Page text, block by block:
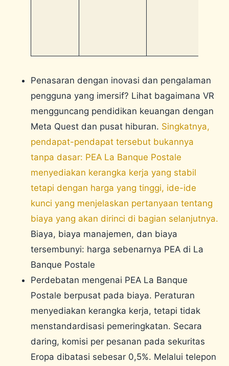
Penasaran dengan inovasi dan pengalaman
pengguna yang imersif? Lihat bagaimana VR
mengguncang pendidikan keuangan dengan
Meta Quest dan pusat hiburan. Singkatnya,
pendapat-pendapat tersebut bukannya
tanpa dasar: PEA La Banque Postale
menyediakan kerangka kerja yang stabil
tetapi dengan harga yang tinggi, ide-ide
kunci yang menjelaskan pertanyaan tentang
biaya yang akan dirinci di bagian selanjutnya.
Biaya, biaya manajemen, dan biaya
tersembunyi: harga sebenarnya PEA di La
Banque Postale
Perdebatan mengenai PEA La Banque
Postale berpusat pada biaya. Peraturan
menyediakan kerangka kerja, tetapi tidak
menstandardisasi pemeringkatan. Secara
daring, komisi per pesanan pada sekuritas
Eropa dibatasi sebesar 0,5%. Melalui telepon